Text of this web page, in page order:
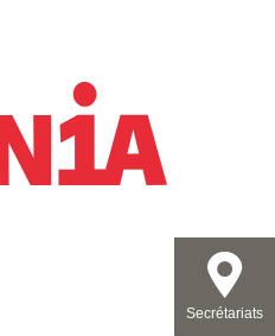
Secrétariats